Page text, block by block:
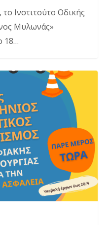
Ινστιτούτο Οδικής
Μυλωνάς»
18…